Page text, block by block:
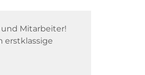
Mitarbeiter!
erstklassige